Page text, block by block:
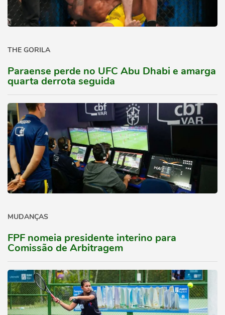
THE GORILA
Paraense perde no UFC Abu Dhabi e amarga
quarta derrota seguida
MUDANÇAS
FPF nomeia presidente interino para
Comissão de Arbitragem